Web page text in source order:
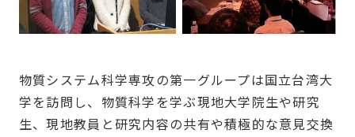
物質システム科学専攻の第一グループは国立台湾大
学を訪問し、物質科学を学ぶ現地大学院生や研究
生、現地教員と研究内容の共有や積極的な意見交換